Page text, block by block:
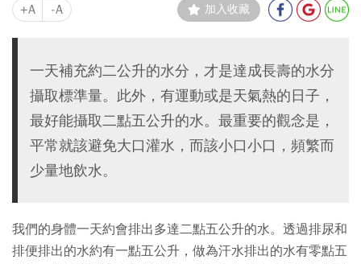
+A -A 加入收藏
一天補充約二公升的水分，才是達成長壽的水分
攝取標準量。此外，有運動或是天氣熱的日子，
最好能攝取二點五公升的水。最重要的觀念是，
平常就該避免大口灌水，而該小口小口，頻繁而
少量地飲水。
我們的身體一天約會排出多達二點五公升的水。透過排尿和
排便排出的水約有一點五公升，做為汗水排出的水有零點五